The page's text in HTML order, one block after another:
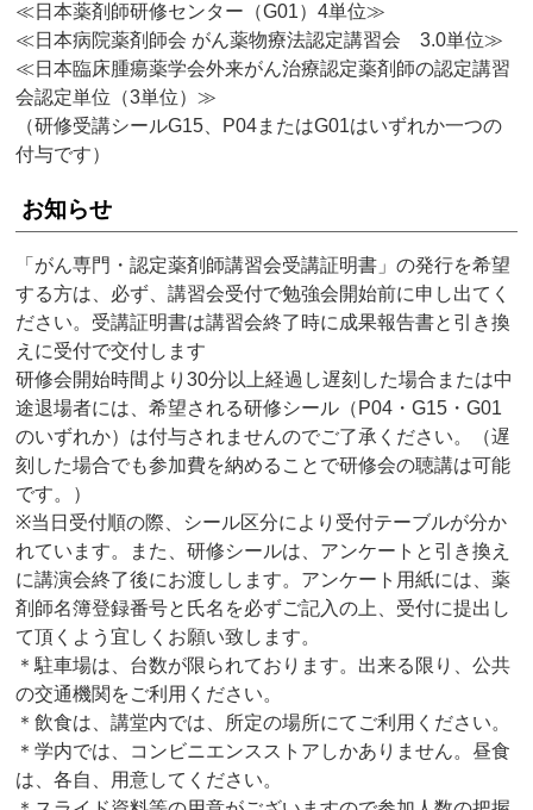
≪日本薬剤師研修センター（G01）4単位≫
≪日本病院薬剤師会 がん薬物療法認定講習会 3.0単位≫
≪日本臨床腫瘍薬学会外来がん治療認定薬剤師の認定講習
会認定単位（3単位）≫
（研修受講シールG15、P04またはG01はいずれか一つの
付与です）
お知らせ
「がん専門・認定薬剤師講習会受講証明書」の発行を希望
する方は、必ず、講習会受付で勉強会開始前に申し出てく
ださい。受講証明書は講習会終了時に成果報告書と引き換
えに受付で交付します
研修会開始時間より30分以上経過し遅刻した場合または中
途退場者には、希望される研修シール（P04・G15・G01
のいずれか）は付与されませんのでご了承ください。（遅
刻した場合でも参加費を納めることで研修会の聴講は可能
です。）
※当日受付順の際、シール区分により受付テーブルが分か
れています。また、研修シールは、アンケートと引き換え
に講演会終了後にお渡しします。アンケート用紙には、薬
剤師名簿登録番号と氏名を必ずご記入の上、受付に提出し
て頂くよう宜しくお願い致します。
＊駐車場は、台数が限られております。出来る限り、公共
の交通機関をご利用ください。
＊飲食は、講堂内では、所定の場所にてご利用ください。
＊学内では、コンビニエンスストアしかありません。昼食
は、各自、用意してください。